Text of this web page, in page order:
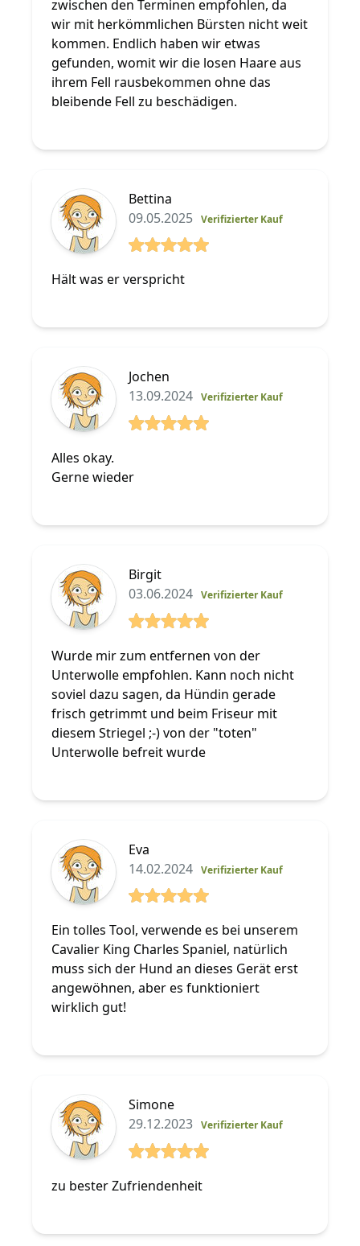
zwischen den Terminen empfohlen, da
wir mit herkömmlichen Bürsten nicht weit
kommen. Endlich haben wir etwas
gefunden, womit wir die losen Haare aus
ihrem Fell rausbekommen ohne das
bleibende Fell zu beschädigen.
Bettina
09.05.2025 Verifizierter Kauf
Hält was er verspricht
Jochen
13.09.2024 Verifizierter Kauf
Alles okay.
Gerne wieder
Birgit
03.06.2024 Verifizierter Kauf
Wurde mir zum entfernen von der
Unterwolle empfohlen. Kann noch nicht
soviel dazu sagen, da Hündin gerade
frisch getrimmt und beim Friseur mit
diesem Striegel ;-) von der "toten"
Unterwolle befreit wurde
Eva
14.02.2024 Verifizierter Kauf
Ein tolles Tool, verwende es bei unserem
Cavalier King Charles Spaniel, natürlich
muss sich der Hund an dieses Gerät erst
angewöhnen, aber es funktioniert
wirklich gut!
Simone
29.12.2023 Verifizierter Kauf
zu bester Zufriendenheit